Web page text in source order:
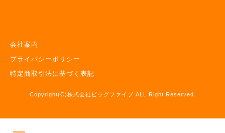
会社案内
プライバシーポリシー
特定商取引法に基づく表記
Copyright(C)株式会社ビッグファイブ ALL Right Reserved.